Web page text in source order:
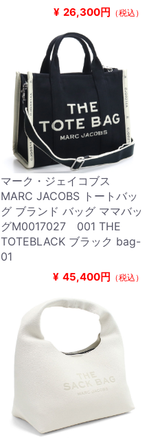
¥ 26,300円 （税込）
マーク・ジェイコブス
MARC JACOBS トートバッ
グ ブランド バッグ ママバッ
グM0017027 001 THE
TOTEBLACK ブラック bag-
01
¥ 45,400円 （税込）